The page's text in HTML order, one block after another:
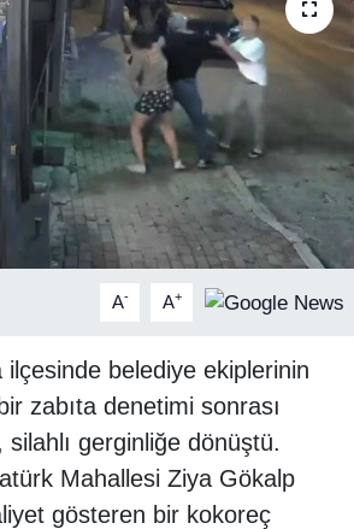
A- A+
belediye ekiplerinin
zabıta denetimi sonrası
gerginliğe dönüştü.
Mahallesi Ziya Gökalp
gösteren bir kokoreç